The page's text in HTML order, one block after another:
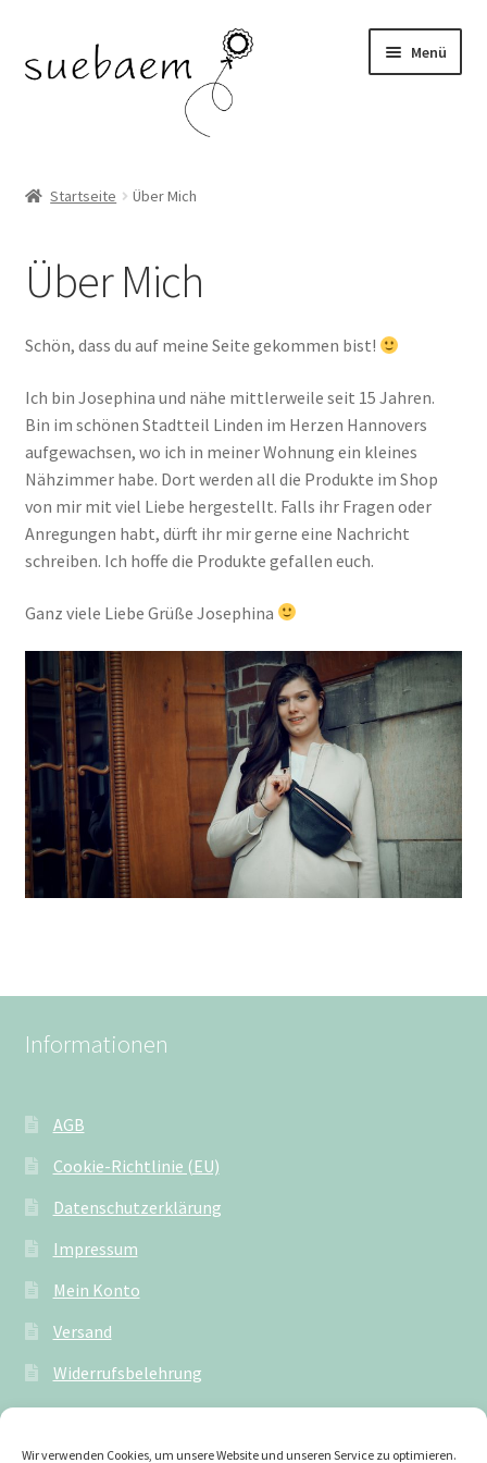
Wir verwenden Cookies, um unsere Website und unseren Service zu optimieren.
Navigation
Inhalt
Menü
RINGE
SALE
Startseite Über Mich
Über Mich
Schön, dass du auf meine Seite gekommen bist!
Ich bin Josephina und nähe mittlerweile seit 15 Jahren.
Bin im schönen Stadtteil Linden im Herzen Hannovers
aufgewachsen, wo ich in meiner Wohnung ein kleines
Nähzimmer habe. Dort werden all die Produkte im Shop
von mir mit viel Liebe hergestellt. Falls ihr Fragen oder
Anregungen habt, dürft ihr mir gerne eine Nachricht
schreiben. Ich hoffe die Produkte gefallen euch.
Ganz viele Liebe Grüße Josephina
Informationen
AGB
Cookie-Richtlinie (EU)
Datenschutzerklärung
Impressum
Mein Konto
Versand
Widerrufsbelehrung